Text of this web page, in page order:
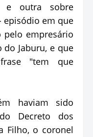
e outra sobre
episódio em que
pelo empresário
do Jaburu, e que
"tem que
haviam sido
Decreto dos
Filho, o coronel